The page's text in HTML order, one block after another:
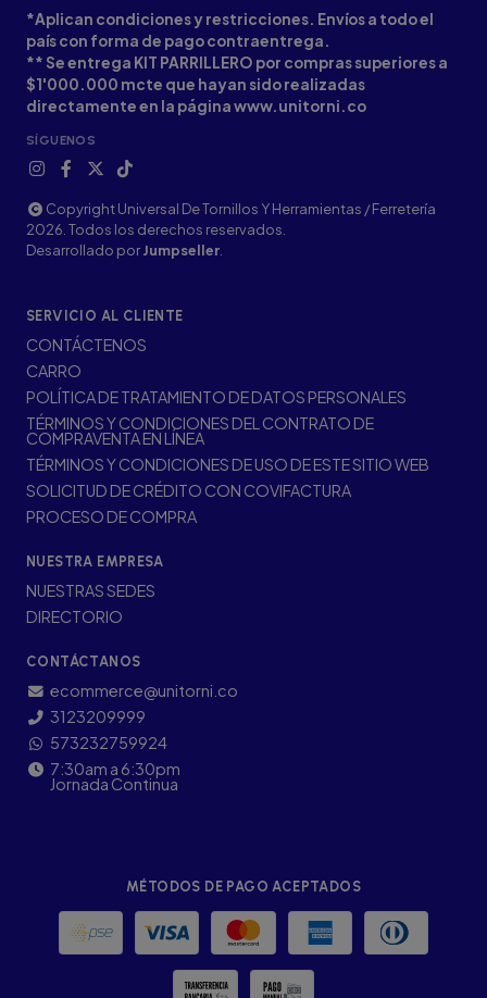
*Aplican condiciones y restricciones. Envíos a todo el
país con forma de pago contraentrega.
** Se entrega KIT PARRILLERO por compras superiores a
$1'000.000 mcte que hayan sido realizadas
directamente en la página www.unitorni.co
SÍGUENOS
Copyright Universal De Tornillos Y Herramientas / Ferretería
2026. Todos los derechos reservados.
Desarrollado porJumpseller
SERVICIO AL CLIENTE
CONTÁCTENOS
CARRO
POLÍTICA DE TRATAMIENTO DE DATOS PERSONALES
TÉRMINOS Y CONDICIONES DEL CONTRATO DE
COMPRAVENTA EN LÍNEA
TÉRMINOS Y CONDICIONES DE USO DE ESTE SITIO WEB
SOLICITUD DE CRÉDITO CON COVIFACTURA
PROCESO DE COMPRA
NUESTRA EMPRESA
NUESTRAS SEDES
DIRECTORIO
CONTÁCTANOS
ecommerce@unitorni.co
3123209999
573232759924
7:30am a 6:30pm
Jornada Continua
MÉTODOS DE PAGO ACEPTADOS